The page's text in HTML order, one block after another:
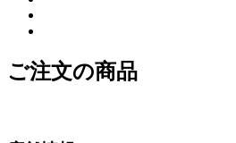
ご注文の商品